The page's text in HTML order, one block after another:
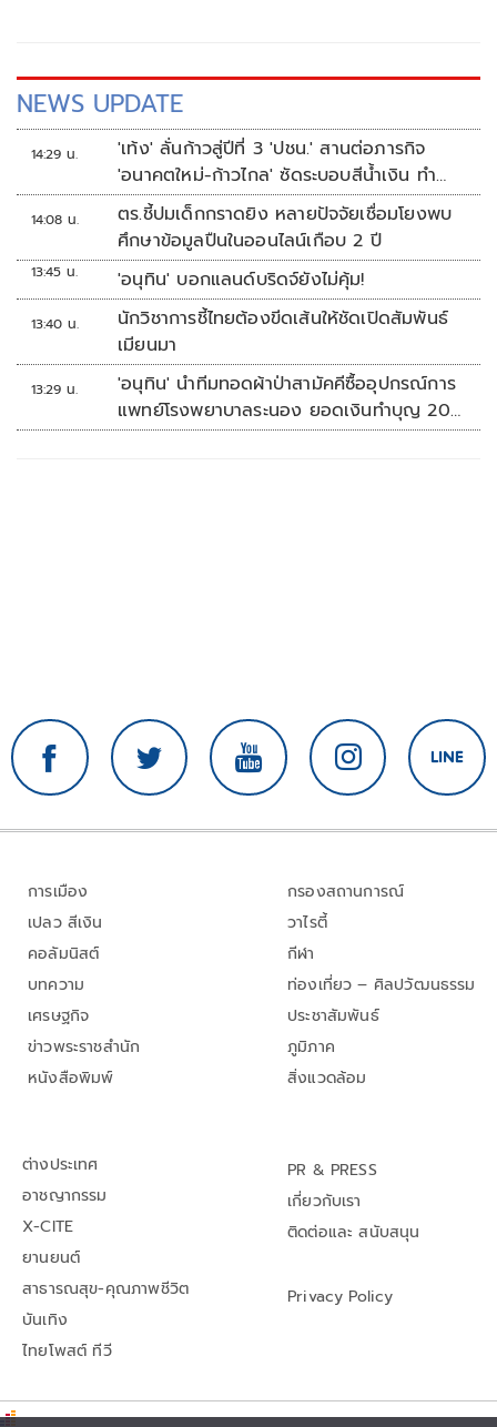
NEWS UPDATE
14:29 น.
'เท้ง' ลั่นก้าวสู่ปีที่ 3 'ปชน.' สานต่อภารกิจ
'อนาคตใหม่-ก้าวไกล' ซัดระบอบสีน้ำเงิน ทำ
หลักนิติรัฐ-นิติธรรมสั่นคลอน
14:08 น.
ตร.ชี้ปมเด็กกราดยิง หลายปัจจัยเชื่อมโยงพบ
ศึกษาข้อมูลปืนในออนไลน์เกือบ 2 ปี
13:45 น. 'อนุทิน' บอกแลนด์บริดจ์ยังไม่คุ้ม!
13:40 น.
นักวิชาการชี้ไทยต้องขีดเส้นให้ชัดเปิดสัมพันธ์
เมียนมา
13:29 น.
'อนุทิน' นำทีมทอดผ้าป่าสามัคคีซื้ออุปกรณ์การ
แพทย์โรงพยาบาลระนอง ยอดเงินทำบุญ 20
ล้านบาท
การเมือง
เปลว สีเงิน
คอลัมนิสต์
บทความ
เศรษฐกิจ
ข่าวพระราชสำนัก
หนังสือพิมพ์
กรองสถานการณ์
วาไรตี้
กีฬา
ท่องเที่ยว – ศิลปวัฒนธรรม
ประชาสัมพันธ์
ภูมิภาค
สิ่งแวดล้อม
ต่างประเทศ
อาชญากรรม
X-CITE
ยานยนต์
สาธารณสุข-คุณภาพชีวิต
บันเทิง
ไทยโพสต์ ทีวี
PR & PRESS
เกี่ยวกับเรา
ติดต่อและ สนับสนุน
Privacy Policy